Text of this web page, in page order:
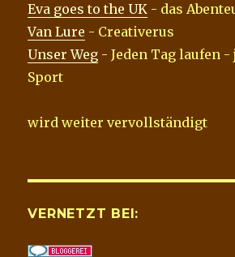
Eva goes to the UK - das
Van Lure - Creativerus
Unser Weg - Jeden Tag laufen -
Sport
wird weiter vervollständigt
VERNETZT BEI: